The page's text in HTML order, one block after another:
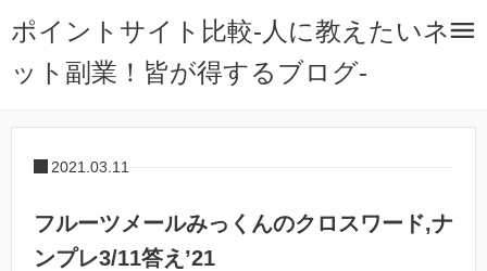
ポイントサイト比較-人に教えたいネ
ット副業！皆が得するブログ-
2021.03.11
フルーツメールみっくんのクロスワード,ナ
ンプレ3/11答え’21